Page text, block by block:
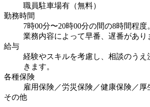
職員駐車場有（無料）
勤務時間
7時00分〜20時00分の間の8時間程度
業務内容によって早番、遅番があり
給与
経験やスキルを考慮し、相談のうえ
きます。
各種保険
雇用保険／労災保険／健康保険／厚
その他